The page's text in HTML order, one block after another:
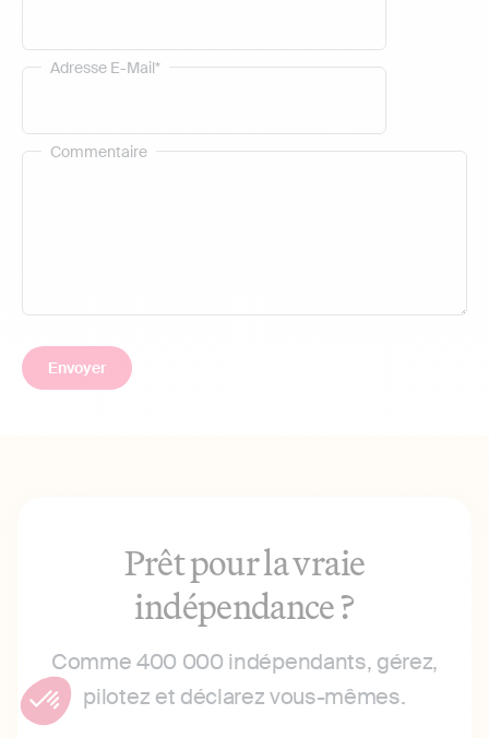
Commentaire
Adresse E-Mail*
Prêt pour la vraie
indépendance ?
Comme 400 000 indépendants, gérez,
pilotez et déclarez vous-mêmes.